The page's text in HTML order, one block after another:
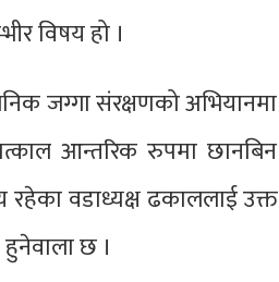
विषय हो ।
जग्गा संरक्षणको अभियानमा
आन्तरिक रुपमा छानबिन
वडाध्यक्ष ढकाललाई उक्त
छ ।